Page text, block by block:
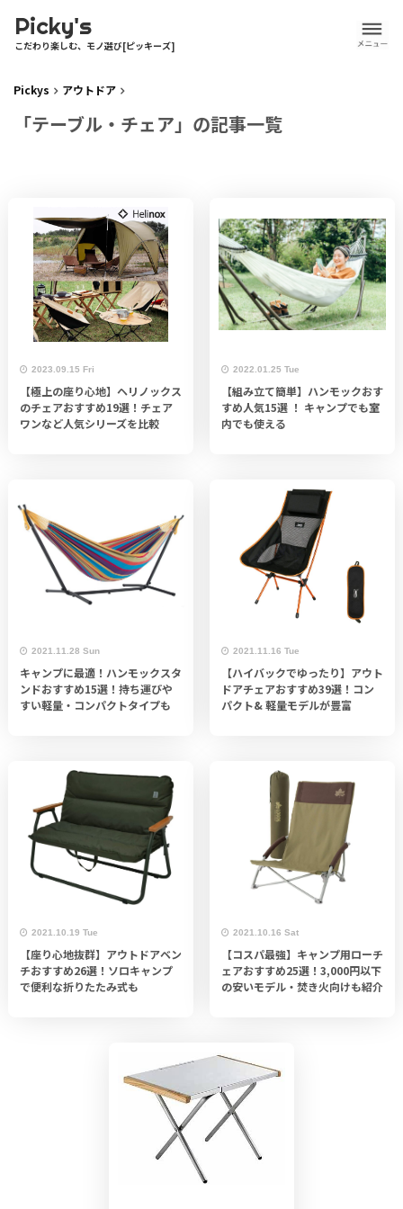
Picky's
こだわり楽しむ、モノ選び[ピッキーズ]
Pickys アウトドア
「テーブル・チェア」の記事一覧
2023.09.15 Fri
【極上の座り心地】ヘリノックス
のチェアおすすめ19選！チェア
ワンなど人気シリーズを比較
2022.01.25 Tue
【組み立て簡単】ハンモックおす
すめ人気15選 ！ キャンプでも室
内でも使える
2021.11.28 Sun
キャンプに最適！ハンモックスタ
ンドおすすめ15選！持ち運びや
すい軽量・コンパクトタイプも
2021.11.16 Tue
【ハイバックでゆったり】アウト
ドアチェアおすすめ39選！コン
パクト& 軽量モデルが豊富
2021.10.19 Tue
【座り心地抜群】アウトドアベン
チおすすめ26選！ソロキャンプ
で便利な折りたたみ式も
2021.10.16 Sat
【コスパ最強】キャンプ用ローチ
ェアおすすめ25選！3,000円以下
の安いモデル・焚き火向けも紹介